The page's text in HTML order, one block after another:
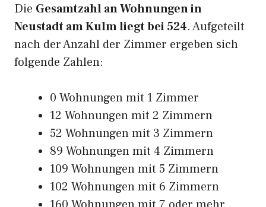
Die Gesamtzahl an Wohnungen in
Neustadt am Kulm liegt bei 524. Aufgeteilt
nach der Anzahl der Zimmer ergeben sich
folgende Zahlen:
0 Wohnungen mit 1 Zimmer
12 Wohnungen mit 2 Zimmern
52 Wohnungen mit 3 Zimmern
89 Wohnungen mit 4 Zimmern
109 Wohnungen mit 5 Zimmern
102 Wohnungen mit 6 Zimmern